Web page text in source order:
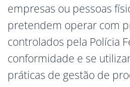
empresas ou pessoas
pretendem operar com
controlados pela Polícia
conformidade e se
práticas de gestão de